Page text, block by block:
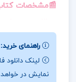
📰مشخصات کتاب
کتاب «آموزش
علی خامنه‌ ای،
کاربردی برای
راهنمای خرید:
لینک دانلود
نمایش در